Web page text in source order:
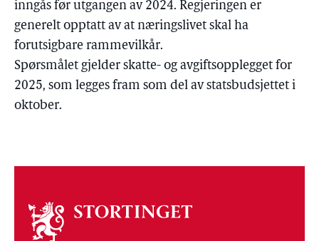
inngås før utgangen av 2024. Regjeringen er
generelt opptatt av at næringslivet skal ha
forutsigbare rammevilkår.
Spørsmålet gjelder skatte- og avgiftsopplegget for
2025, som legges fram som del av statsbudsjettet i
oktober.
Om
stortinget